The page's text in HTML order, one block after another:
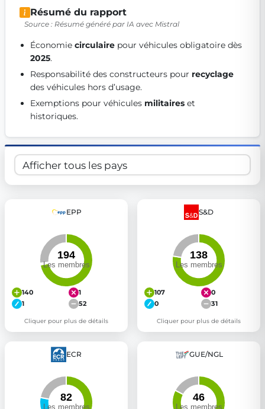
Get Involved
Become a member:Join us to advance digital democracy
Volunteer:
Contribute your skills in technology, design,
Support democracy:Help us strengthen accountability
Résumé du rapport
Source : Résumé généré par IA avec Mistral
Économie circulaire
2025.
Responsabilité des constructeurs pour recyclage
des véhicules hors d’usage.
Exemptions pour véhicules militaires et
historiques.
EPP
140
1
1
52
Cliquer pour plus de détails
S&D
107
0
0
31
Cliquer pour plus de détails
ECR GUE/NGL